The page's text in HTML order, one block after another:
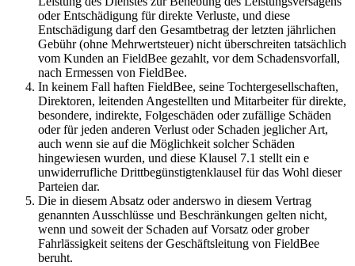
oder Entschädigung für direkte Verluste, und diese
Entschädigung darf den Gesamtbetrag der letzten jährlichen
Gebühr (ohne Mehrwertsteuer) nicht überschreiten tatsächlich
vom Kunden an FieldBee gezahlt, vor dem Schadensvorfall,
nach Ermessen von FieldBee.
In keinem Fall haften FieldBee, seine Tochtergesellschaften,
Direktoren, leitenden Angestellten und Mitarbeiter für direkte,
besondere, indirekte, Folgeschäden oder zufällige Schäden
oder für jeden anderen Verlust oder Schaden jeglicher Art,
auch wenn sie auf die Möglichkeit solcher Schäden
hingewiesen wurden, und diese Klausel 7.1 stellt ein e
unwiderrufliche Drittbegünstigtenklausel für das Wohl dieser
Parteien dar.
Die in diesem Absatz oder anderswo in diesem Vertrag
genannten Ausschlüsse und Beschränkungen gelten nicht,
wenn und soweit der Schaden auf Vorsatz oder grober
Fahrlässigkeit seitens der Geschäftsleitung von FieldBee
beruht.